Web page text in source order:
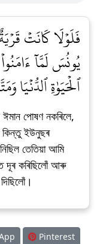
فَلَوۡلَا كَانَتۡ
يُونُسَ لَمَّآ
ٱلۡحَيَوٰةِ ٱلدُّنۡيَا
পোষণ নকৰিলে,
কিন্তু ইউনুছৰ
তেতিয়া আমি
দূৰ কৰিছিলোঁ আৰু
Pinterest